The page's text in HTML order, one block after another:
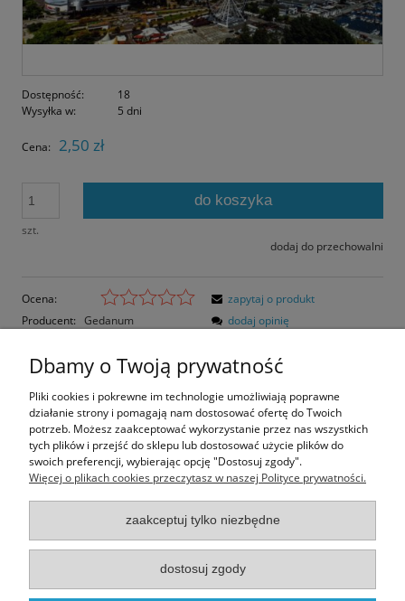
Dostępność:
18
Wysyłka w:
5 dni
Cena: 2,50 zł
szt.
do koszyka
dodaj do przechowalni
Ocena:
Producent: Gedanum
zapytaj o produkt
dodaj opinię
Opis
Opinie o produkcie (0)
Rozmiar pocztówki: 14,8x10,5 cm
Informacje
Moje konto
Dbamy o Twoją prywatność
Pliki cookies i pokrewne im technologie umożliwiają poprawne
działanie strony i pomagają nam dostosować ofertę do Twoich
potrzeb. Możesz zaakceptować wykorzystanie przez nas wszystkich
tych plików i przejść do sklepu lub dostosować użycie plików do
swoich preferencji, wybierając opcję "Dostosuj zgody".
Więcej o plikach cookies przeczytasz w naszej Polityce prywatności.
zaakceptuj tylko niezbędne
dostosuj zgody